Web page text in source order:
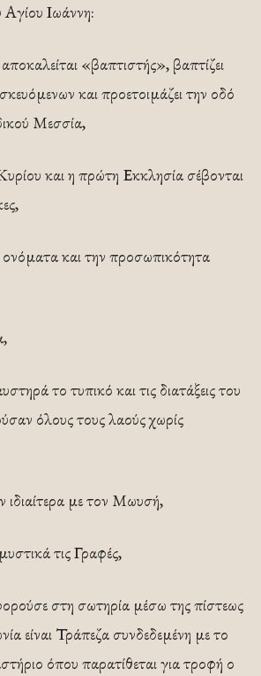
Αγίου Ιωάννη:
«βαπτιστής», βαπτίζει
και προετοιμάζει την οδό
Μεσσία,
και η πρώτη Εκκλησία σέβονται
και την προσωπικότητα
το τυπικό και τις διατάξεις του
όλους τους λαούς χωρίς
ιδιαίτερα με τον Μωυσή,
τις Γραφές,
στη σωτηρία μέσω της πίστεως
είναι Τράπεζα συνδεδεμένη με το
όπου παρατίθεται για τροφή ο